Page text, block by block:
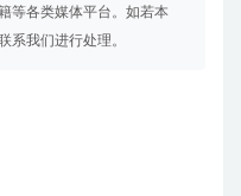
等各类媒体平台。如若本
系我们进行处理。